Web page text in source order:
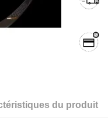
du produit